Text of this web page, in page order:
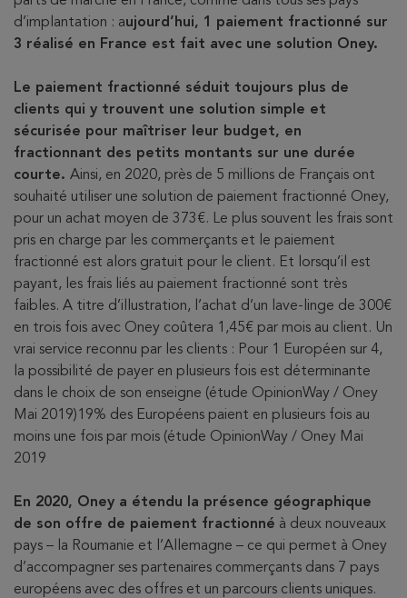
d’implantation : aujourd’hui, 1 paiement fractionné sur
3 réalisé en France est fait avec une solution Oney.
Le paiement fractionné séduit toujours plus de
clients qui y trouvent une solution simple et
sécurisée pour maîtriser leur budget, en
fractionnant des petits montants sur une durée
courte. Ainsi, en 2020, près de 5 millions de Français ont
souhaité utiliser une solution de paiement fractionné Oney,
pour un achat moyen de 373€. Le plus souvent les frais sont
pris en charge par les commerçants et le paiement
fractionné est alors gratuit pour le client. Et lorsqu’il est
payant, les frais liés au paiement fractionné sont très
faibles. A titre d’illustration, l’achat d’un lave-linge de 300€
en trois fois avec Oney coûtera 1,45€ par mois au client. Un
vrai service reconnu par les clients : Pour 1 Européen sur 4,
la possibilité de payer en plusieurs fois est déterminante
dans le choix de son enseigne (étude OpinionWay / Oney
Mai 2019)19% des Européens paient en plusieurs fois au
moins une fois par mois (étude OpinionWay / Oney Mai
2019
En 2020, Oney a étendu la présence géographique
de son offre de paiement fractionné à deux nouveaux
pays – la Roumanie et l’Allemagne – ce qui permet à Oney
d’accompagner ses partenaires commerçants dans 7 pays
européens avec des offres et un parcours clients uniques.